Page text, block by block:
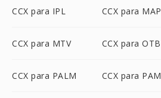
CCX para IPL CCX para MAP
CCX para MTV CCX para OTB
CCX para PALM CCX para PAM